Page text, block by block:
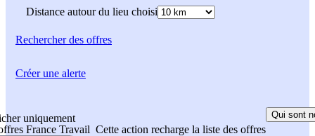
Distance autour du lieu choisi
Rechercherdes offres
uniquement
France Travail Cette action recharge la liste des offres
Qui sont
Créer une alerte